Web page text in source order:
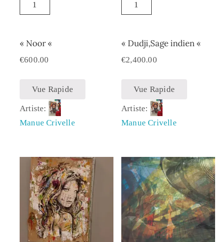
« Noor «
€600.00
Vue Rapide
Artiste:
Manue Crivelle
« Dudji,Sage indien «
€2,400.00
Vue Rapide
Artiste:
Manue Crivelle